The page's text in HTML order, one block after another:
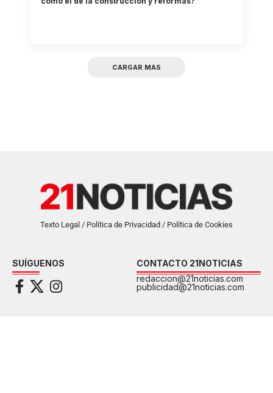
CARGAR MAS
Texto Legal / Política de Privacidad / Política de Cookies
SUÍGUENOS
CONTACTO 21NOTICIAS
redaccion@21noticias.com
publicidad@21noticias.com